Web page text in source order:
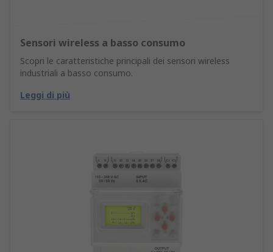
Sensori wireless a basso consumo
Scopri le caratteristiche principali dei sensori wireless
industriali a basso consumo.
Leggi di più